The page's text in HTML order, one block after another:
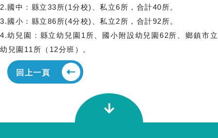
2.國中：縣立33所(1分校)、私立6所，合計40所。
3.國小：縣立86所(4分校)、私立2所，合計92所。
4.幼兒園：縣立幼兒園1所、國小附設幼兒園62所、鄉鎮市立
幼兒園11所（12分班）。
回上一頁